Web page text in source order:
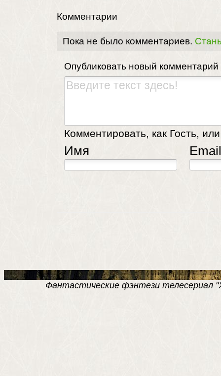
Комментарии
Пока не было комментариев.
Опубликовать новый комментарий
Комментировать, как Гость,
Имя
Фантастические фэнтези телесериал